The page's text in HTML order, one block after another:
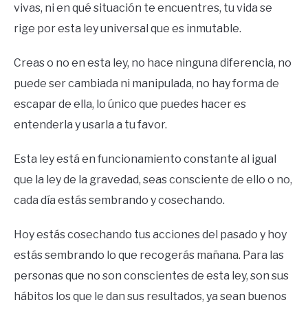
vivas, ni en qué situación te encuentres, tu vida se
rige por esta ley universal que es inmutable.
Creas o no en esta ley, no hace ninguna diferencia, no
puede ser cambiada ni manipulada, no hay forma de
escapar de ella, lo único que puedes hacer es
entenderla y usarla a tu favor.
Esta ley está en funcionamiento constante al igual
que la ley de la gravedad, seas consciente de ello o no,
cada día estás sembrando y cosechando.
Hoy estás cosechando tus acciones del pasado y hoy
estás sembrando lo que recogerás mañana. Para las
personas que no son conscientes de esta ley, son sus
hábitos los que le dan sus resultados, ya sean buenos